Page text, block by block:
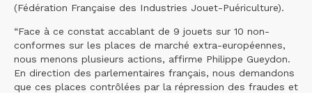
(Fédération Française des Industries Jouet-Puériculture).
“Face à ce constat accablant de 9 jouets sur 10 non-
conformes sur les places de marché extra-européennes,
nous menons plusieurs actions, affirme Philippe Gueydon.
En direction des parlementaires français, nous demandons
que ces places contrôlées par la répression des fraudes et